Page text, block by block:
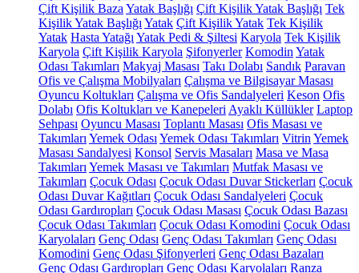
Çift Kişilik Baza Yatak Başlığı Çift Kişilik Yatak Başlığı Tek
Kişilik Yatak Başlığı Yatak Çift Kişilik Yatak Tek Kişilik
Yatak Hasta Yatağı Yatak Pedi & Şiltesi Karyola Tek Kişilik
Karyola Çift Kişilik Karyola Şifonyerler Komodin Yatak
Odası Takımları Makyaj Masası Takı Dolabı Sandık Paravan
Ofis ve Çalışma Mobilyaları Çalışma ve Bilgisayar Masası
Oyuncu Koltukları Çalışma ve Ofis Sandalyeleri Keson Ofis
Dolabı Ofis Koltukları ve Kanepeleri Ayaklı Küllükler Laptop
Sehpası Oyuncu Masası Toplantı Masası Ofis Masası ve
Takımları Yemek Odası Yemek Odası Takımları Vitrin Yemek
Masası Sandalyesi Konsol Servis Masaları Masa ve Masa
Takımları Yemek Masası ve Takımları Mutfak Masası ve
Takımları Çocuk Odası Çocuk Odası Duvar Stickerları Çocuk
Odası Duvar Kağıtları Çocuk Odası Sandalyeleri Çocuk
Odası Gardıropları Çocuk Odası Masası Çocuk Odası Bazası
Çocuk Odası Takımları Çocuk Odası Komodini Çocuk Odası
Karyolaları Genç Odası Genç Odası Takımları Genç Odası
Komodini Genç Odası Şifonyerleri Genç Odası Bazaları
Genç Odası Gardıropları Genç Odası Karyolaları Ranza